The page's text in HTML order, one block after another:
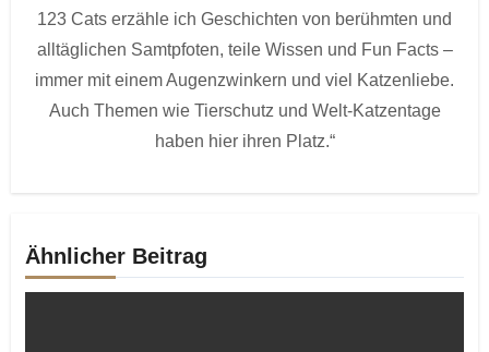
123 Cats erzähle ich Geschichten von berühmten und
alltäglichen Samtpfoten, teile Wissen und Fun Facts –
immer mit einem Augenzwinkern und viel Katzenliebe.
Auch Themen wie Tierschutz und Welt-Katzentage
haben hier ihren Platz.“
Ähnlicher Beitrag